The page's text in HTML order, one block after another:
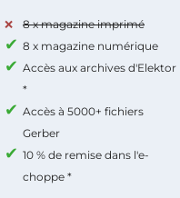
8 x magazine imprimé
8 x magazine numérique
Accès aux archives d'Elektor
*
Accès à 5000+ fichiers
Gerber
10 % de remise dans l'e-
choppe *